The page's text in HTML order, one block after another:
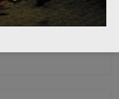
antithèse de